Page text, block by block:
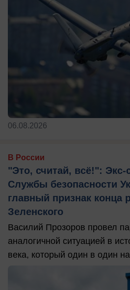
06.08.2026
В России
"Это, считай, всё!": Экс-
Службы безопасности
главный признак конца
Зеленского
Василий Прозоров провел
аналогичной ситуацией в
века, который один в один